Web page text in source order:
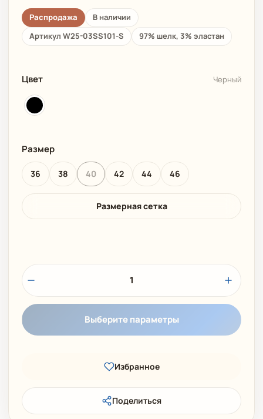
Распродажа
В наличии
Артикул W25-03SS101-S
97% шелк, 3% эластан
Цвет Черный
Размер
36 38 40 42 44 46
Размерная сетка
1
Выберите параметры
Избранное
Поделиться